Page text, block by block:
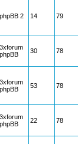
phpBB 2 14 79
3xforum
phpBB
30 78
3xforum
phpBB
53 78
3xforum
phpBB
22 78